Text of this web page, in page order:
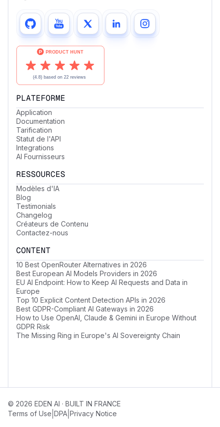
PLATEFORME
Application
Documentation
Tarification
Statut de l'API
Integrations
AI Fournisseurs
RESSOURCES
Modèles d'IA
Blog
Testimonials
Changelog
Créateurs de Contenu
Contactez-nous
CONTENT
10 Best OpenRouter Alternatives in 2026
Best European AI Models Providers in 2026
EU AI Endpoint: How to Keep AI Requests and Data in
Europe
Top 10 Explicit Content Detection APIs in 2026
Best GDPR-Compliant AI Gateways in 2026
How to Use OpenAI, Claude & Gemini in Europe Without
GDPR Risk
The Missing Ring in Europe's AI Sovereignty Chain
© 2026 EDEN AI · BUILT IN FRANCE
Terms of Use DPA Privacy Notice